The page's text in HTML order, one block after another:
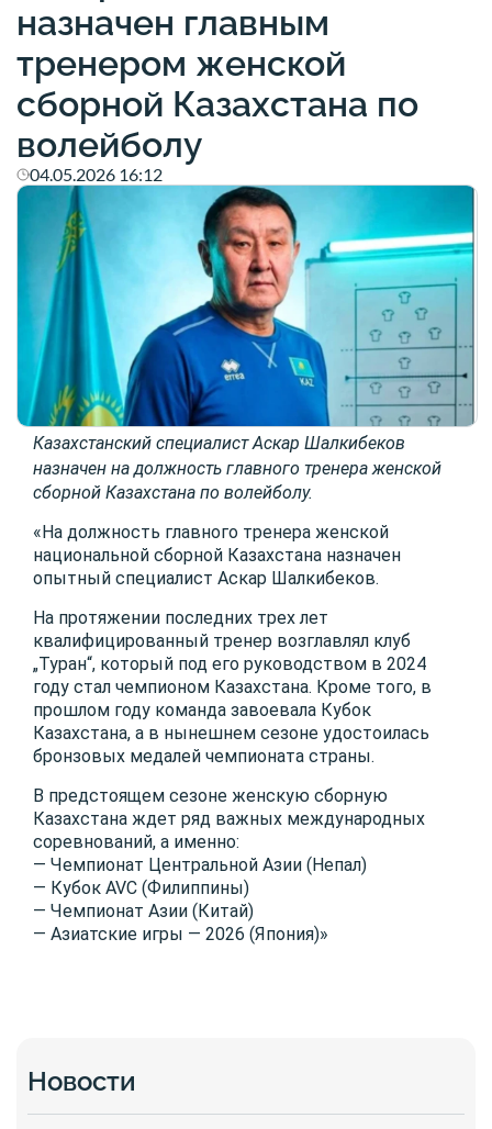
назначен главным
тренером женской
сборной Казахстана по
волейболу
04.05.2026 16:12
Казахстанский специалистАскар Шалкибеков
назначен на должность главного тренераженской
сборной Казахстана по волейболу.
«На должность главного тренера женской
национальной сборной Казахстана назначен
опытный специалист Аскар Шалкибеков.
На протяжении последних трех лет
квалифицированный тренер возглавлял клуб
„Туран“, который под его руководством в 2024
году стал чемпионом Казахстана. Кроме того, в
прошлом году команда завоевала Кубок
Казахстана, а в нынешнем сезоне удостоилась
бронзовых медалей чемпионата страны.
В предстоящем сезоне женскую сборную
Казахстана ждет ряд важных международных
соревнований, а именно:
— Чемпионат Центральной Азии (Непал)
— Кубок AVC (Филиппины)
— Чемпионат Азии (Китай)
— Азиатские игры — 2026 (Япония)»
Новости